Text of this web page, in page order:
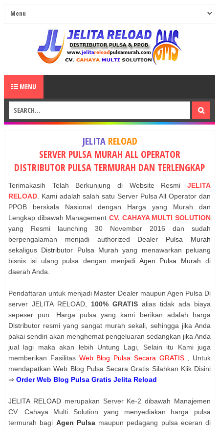
MENU
JELITA RELOAD
SERVER PULSA MURAH ALL OPERATOR
DISTRIBUTOR PULSA TERMURAH DAN TERLENGKAP
Terimakasih Telah Berkunjung di Website Resmi JELITA
RELOAD . Kami adalah salah satu Server Pulsa All Operator dan
PPOB berskala Nasional dengan Harga yang Murah dan
Lengkap dibawah Management CV. CAHAYA MULTI SOLUTION
yang Resmi launching 30 November 2016 dan sudah
berpengalaman menjadi authorized Dealer Pulsa Murah
sekaligus Distributor Pulsa Murah yang menawarkan peluang
bisnis isi ulang pulsa dengan menjadi Agen Pulsa Murah di
daerah Anda.
Pendaftaran untuk menjadi Master Dealer maupun Agen Pulsa Di
server JELITA RELOAD, 100% GRATIS alias tidak ada biaya
sepeser pun. Harga pulsa yang kami berikan adalah harga
Distributor resmi yang sangat murah sekali, sehingga jika Anda
pakai sendiri akan menghemat pengeluaran sedangkan jika Anda
jual lagi maka akan lebih Untung Lagi, Selain itu Kami juga
memberikan Fasilitas Web Blog Pulsa Secara GRATIS, Untuk
mendapatkan Web Blog Pulsa Secara Gratis Silahkan Klik Disini
⇒ Order Web Blog Pulsa Gratis Jelita Reload
JELITA RELOADmerupakan Server Ke-2 dibawah Manajemen
CV. Cahaya Multi Solution yang menyediakan harga pulsa
termurah bagi Agen Pulsamaupun pedagang pulsa eceran di